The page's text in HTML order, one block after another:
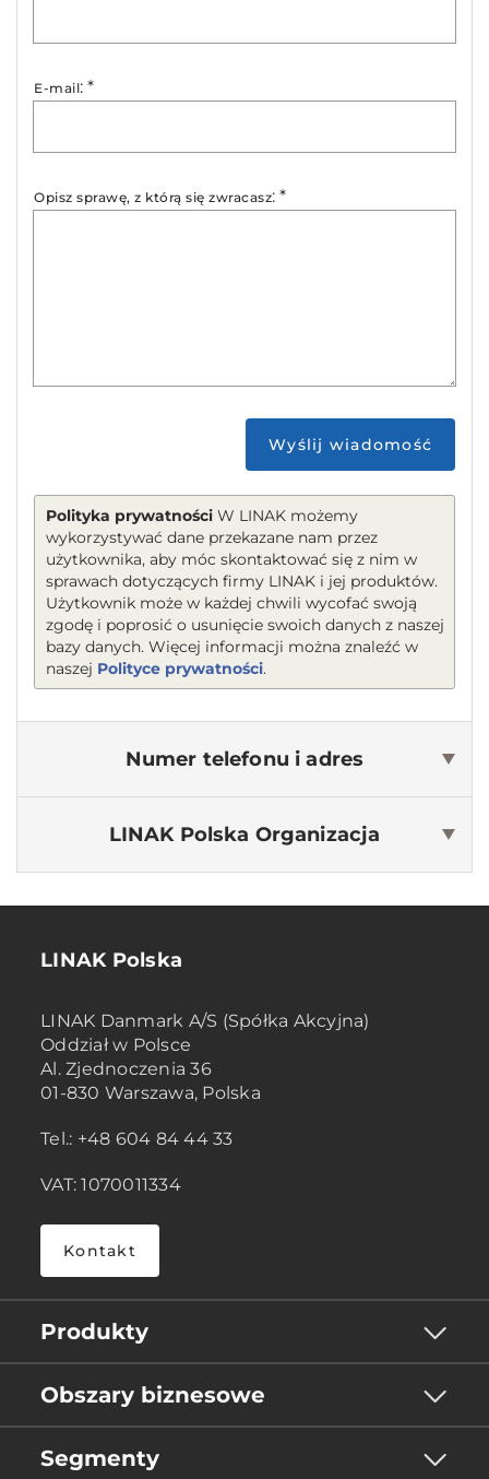
E-mail: *
Opisz sprawę, z którą się zwracasz: *
Wyślij wiadomość
Polityka prywatności W LINAK możemy
wykorzystywać dane przekazane nam przez
użytkownika, aby móc skontaktować się z nim w
sprawach dotyczących firmy LINAK i jej produktów.
Użytkownik może w każdej chwili wycofać swoją
zgodę i poprosić o usunięcie swoich danych z naszej
bazy danych. Więcej informacji można znaleźć w
naszej Polityce prywatności.
Numer telefonu i adres
LINAK Polska Organizacja
LINAK Polska
LINAK Danmark A/S (Spółka Akcyjna)
Oddział w Polsce
Al. Zjednoczenia 36
01-830 Warszawa, Polska
Tel.: +48 604 84 44 33
VAT: 1070011334
Kontakt
Produkty
Obszary biznesowe
Segmenty